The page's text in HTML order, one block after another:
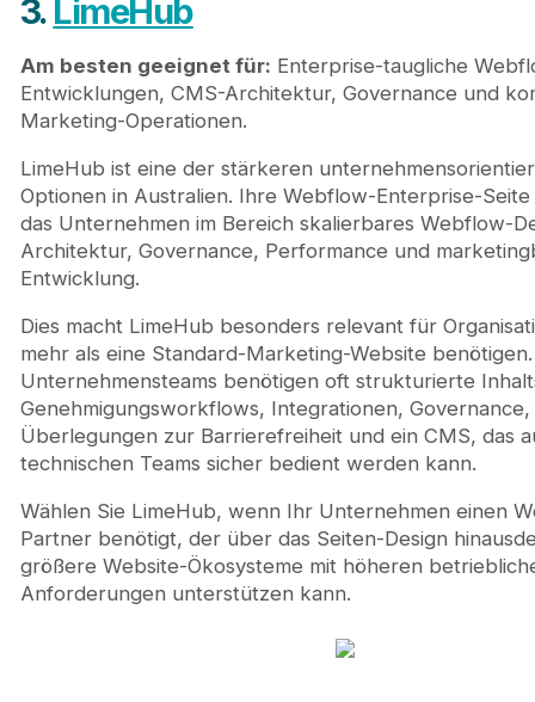
3. LimeHub
Am besten geeignet für: Enterprise-taugliche
Entwicklungen, CMS-Architektur, Governance und
Marketing-Operationen.
LimeHub ist eine der stärkeren
Optionen in Australien. Ihre Webflow-Enterprise-
das Unternehmen im Bereich skalierbares Webflow-
Architektur, Governance, Performance und
Entwicklung.
Dies macht LimeHub besonders relevant für
mehr als eine Standard-Marketing-Website benötigen.
Unternehmensteams benötigen oft strukturierte
Genehmigungsworkflows, Integrationen, Governance,
Überlegungen zur Barrierefreiheit und ein CMS, das
technischen Teams sicher bedient werden kann.
Wählen Sie LimeHub, wenn Ihr Unternehmen einen
Partner benötigt, der über das Seiten-Design
größere Website-Ökosysteme mit höheren
Anforderungen unterstützen kann.